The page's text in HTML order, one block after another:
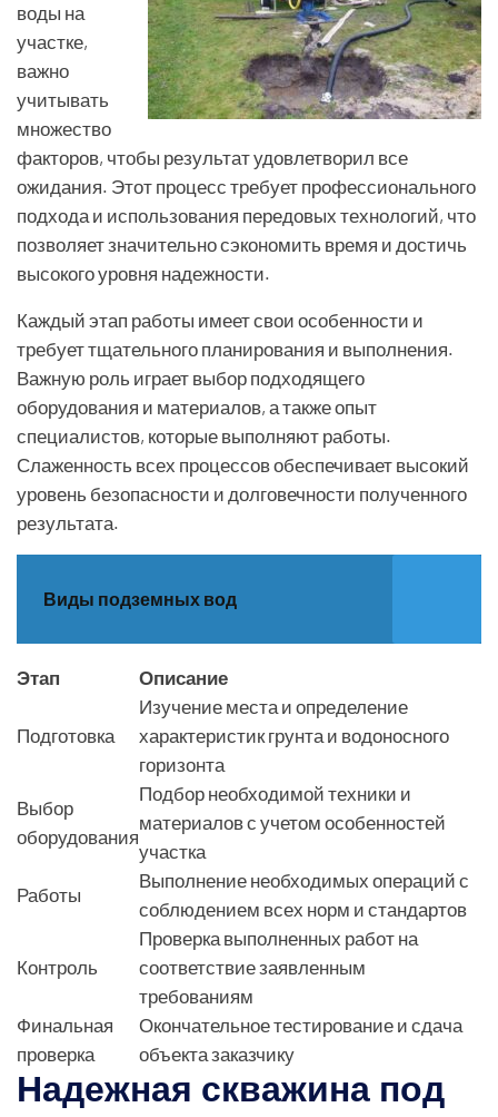
воды на
участке,
важно
учитывать
множество
факторов, чтобы результат удовлетворил все
ожидания. Этот процесс требует профессионального
подхода и использования передовых технологий, что
позволяет значительно сэкономить время и достичь
высокого уровня надежности.
Каждый этап работы имеет свои особенности и
требует тщательного планирования и выполнения.
Важную роль играет выбор подходящего
оборудования и материалов, а также опыт
специалистов, которые выполняют работы.
Слаженность всех процессов обеспечивает высокий
уровень безопасности и долговечности полученного
результата.
Виды подземных вод
Этап Описание
Подготовка
Изучение места и определение
характеристик грунта и водоносного
горизонта
Выбор
оборудования
Подбор необходимой техники и
материалов с учетом особенностей
участка
Работы
Выполнение необходимых операций с
соблюдением всех норм и стандартов
Контроль
Проверка выполненных работ на
соответствие заявленным
требованиям
Финальная
проверка
Окончательное тестирование и сдача
объекта заказчику
Надежная скважина под